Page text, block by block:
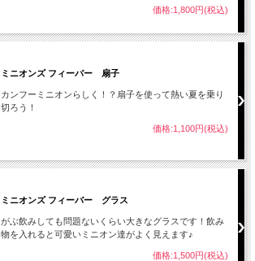
価格:1,800円(税込)
ミニオンズ フィーバー 扇子
カンフーミニオンらしく！？扇子を使って熱い夏を乗り
切ろう！
価格:1,100円(税込)
ミニオンズ フィーバー グラス
がぶ飲みしても問題ないくらい大きなグラスです！飲み
物を入れると可愛いミニオン達がよく見えます♪
価格:1,500円(税込)